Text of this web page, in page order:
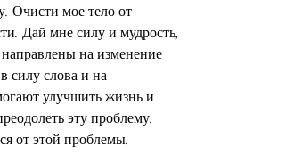
Очисти мое тело от
Дай мне силу и мудрость,
на изменение
силу слова и на
улучшить жизнь и
эту проблему.
от этой проблемы.